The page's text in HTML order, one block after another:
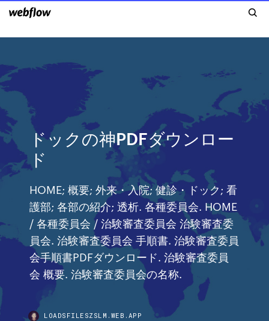
ドックの神PDFダウンロー
ド
HOME; 概要; 外来・入院; 健診・ドック; 看
護部; 各部の紹介; 透析. 各種委員会. HOME
/ 各種委員会 / 治験審査委員会 治験審査委
員会. 治験審査委員会 手順書. 治験審査委員
会手順書PDFダウンロード. 治験審査委員
会 概要. 治験審査委員会の名称.
LOADSFILESZSLM.WEB.APP